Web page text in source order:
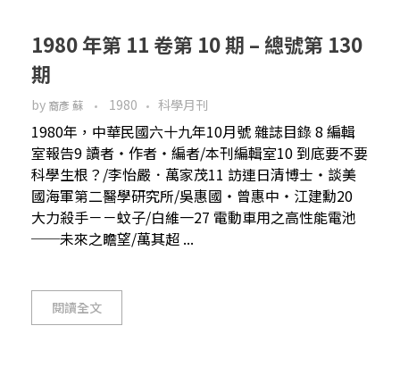
1980 年第 11 卷第 10 期 – 總號第 130
期
by 裔彥 蘇 1980 科學月刊
1980年，中華民國六十九年10月號 雜誌目錄 8 編輯
室報告9 讀者‧作者‧編者/本刊編輯室10 到底要不要
科學生根？/李怡嚴．萬家茂11 訪連日清博士‧談美
國海軍第二醫學研究所/吳惠國‧曾惠中‧江建勳20
大力殺手－－蚊子/白維一27 電動車用之高性能電池
──未來之瞻望/萬其超 ...
閱讀全文